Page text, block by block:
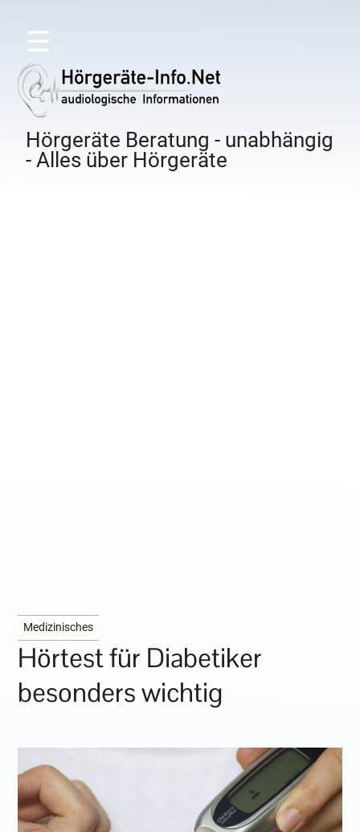
☰
Hörgeräte Beratung - unabhängig
- Alles über Hörgeräte
Medizinisches
Hörtest für Diabetiker
besonders wichtig